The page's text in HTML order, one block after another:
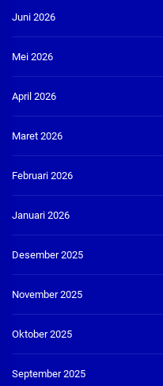
Juni 2026
Mei 2026
April 2026
Maret 2026
Februari 2026
Januari 2026
Desember 2025
November 2025
Oktober 2025
September 2025